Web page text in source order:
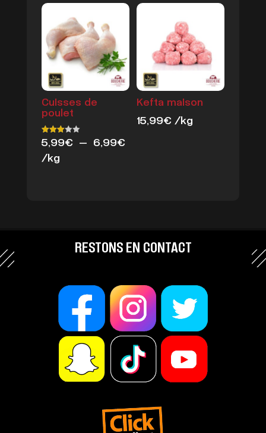
Cuisses de
poulet
Note
3.00
sur 5
5,99€ – 6,99€Plage
/kg
Kefta maison
15,99€/kg
RESTONS EN CONTACT